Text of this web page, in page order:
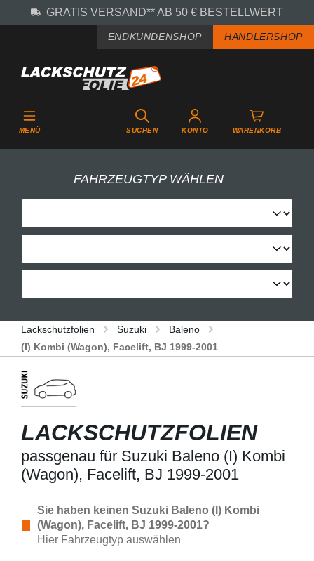
Zum Hauptinhalt springen
GRATIS VERSAND** AB 50 € BESTELLWERT
ENDKUNDENSHOP HÄNDLERSHOP
MENÜ SUCHEN KONTO WARENKORB
FAHRZEUGTYP WÄHLEN
Lackschutzfolien Suzuki
Baleno
(I) Kombi (Wagon), Facelift, BJ 1999-2001
LACKSCHUTZFOLIEN
passgenau für Suzuki Baleno (I) Kombi
(Wagon), Facelift, BJ 1999-2001
Sie haben keinen Suzuki Baleno (I) Kombi
(Wagon), Facelift, BJ 1999-2001?
Hier Fahrzeugtyp auswählen